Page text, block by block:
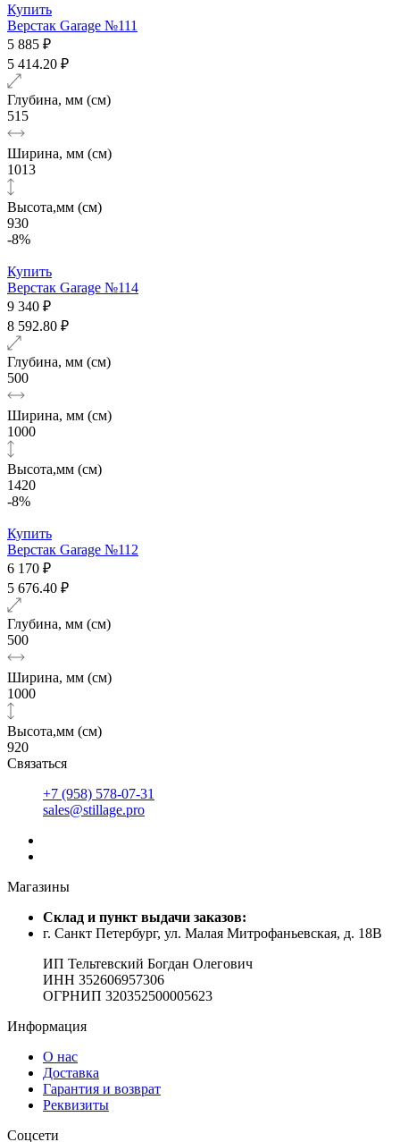
Купить
Верстак Garage №111
5 885 ₽
5 414.20 ₽
Глубина, мм (см)
515
Ширина, мм (см)
1013
Высота,мм (см)
930
-8%
Купить
Верстак Garage №114
9 340 ₽
8 592.80 ₽
Глубина, мм (см)
500
Ширина, мм (см)
1000
Высота,мм (см)
1420
-8%
Купить
Верстак Garage №112
6 170 ₽
5 676.40 ₽
Глубина, мм (см)
500
Ширина, мм (см)
1000
Высота,мм (см)
920
Связаться
+7 (958) 578-07-31
sales@stillage.pro
Магазины
Cклад и пункт выдачи заказов:
г. Санкт Петербург, ул. Малая Митрофаньевская, д. 18В
ИП Тельтевский Богдан Олегович
ИНН 352606957306
ОГРНИП 320352500005623
Информация
О нас
Доставка
Гарантия и возврат
Реквизиты
Соцсети